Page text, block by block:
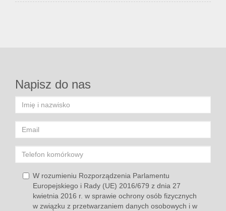
Napisz do nas
W rozumieniu Rozporządzenia Parlamentu
Europejskiego i Rady (UE) 2016/679 z dnia 27
kwietnia 2016 r. w sprawie ochrony osób fizycznych
w związku z przetwarzaniem danych osobowych i w